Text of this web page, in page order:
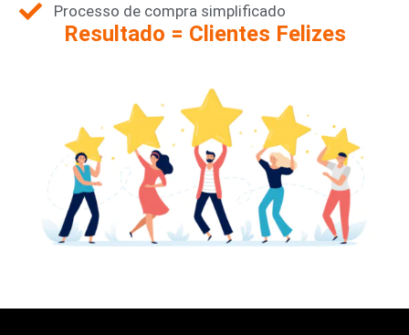
Processo de compra simplificado
Resultado = Clientes Felizes